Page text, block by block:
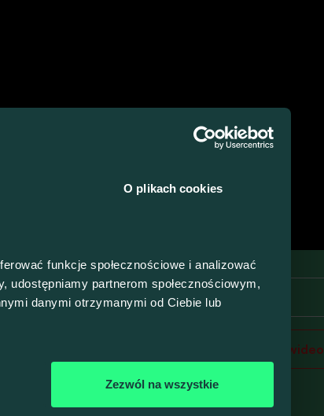
O plikach cookies
funkcje społecznościowe i analizować
partnerom społecznościowym,
danymi otrzymanymi od Ciebie lub
Zezwól na wszystkie
Agile
oprogramowania
produkowała
Zobacz wideo